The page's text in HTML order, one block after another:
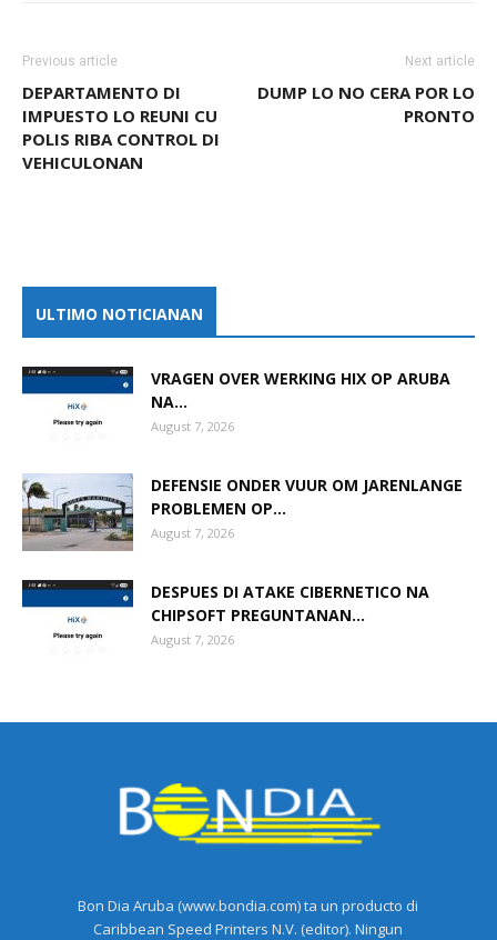
Previous article
DEPARTAMENTO DI
IMPUESTO LO REUNI CU
POLIS RIBA CONTROL DI
VEHICULONAN
Next article
DUMP LO NO CERA POR LO
PRONTO
ULTIMO NOTICIANAN
VRAGEN OVER WERKING HIX OP ARUBA
NA...
August 7, 2026
DEFENSIE ONDER VUUR OM JARENLANGE
PROBLEMEN OP...
August 7, 2026
DESPUES DI ATAKE CIBERNETICO NA
CHIPSOFT PREGUNTANAN...
August 7, 2026
Bon Dia Aruba (www.bondia.com) ta un producto di
Caribbean Speed Printers N.V. (editor). Ningun